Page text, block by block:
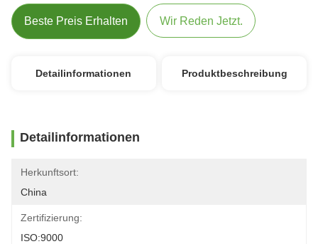
Beste Preis Erhalten Wir Reden Jetzt.
Detailinformationen Produktbeschreibung
Detailinformationen
Herkunftsort:
China
Zertifizierung:
ISO:9000